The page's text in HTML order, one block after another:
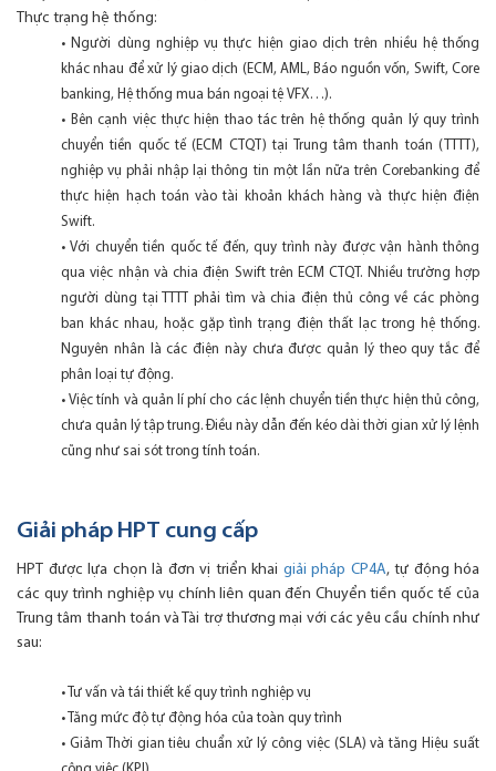
Thực trạng hệ thống:
• Người dùng nghiệp vụ thực hiện giao dịch trên nhiều hệ thống
khác nhau để xử lý giao dịch (ECM, AML, Báo nguồn vốn, Swift, Core
banking, Hệ thống mua bán ngoại tệ VFX…).
• Bên cạnh việc thực hiện thao tác trên hệ thống quản lý quy trình
chuyển tiền quốc tế (ECM CTQT) tại Trung tâm thanh toán (TTTT),
nghiệp vụ phải nhập lại thông tin một lần nữa trên Corebanking để
thực hiện hạch toán vào tài khoản khách hàng và thực hiện điện
Swift.
• Với chuyển tiền quốc tế đến, quy trình này được vận hành thông
qua việc nhận và chia điện Swift trên ECM CTQT. Nhiều trường hợp
người dùng tại TTTT phải tìm và chia điện thủ công về các phòng
ban khác nhau, hoặc gặp tình trạng điện thất lạc trong hệ thống.
Nguyên nhân là các điện này chưa được quản lý theo quy tắc để
phân loại tự động.
• Việc tính và quản lí phí cho các lệnh chuyển tiền thực hiện thủ công,
chưa quản lý tập trung. Điều này dẫn đến kéo dài thời gian xử lý lệnh
cũng như sai sót trong tính toán.
Giải pháp HPT cung cấp
HPT được lựa chọn là đơn vị triển khai giải pháp CP4A, tự động hóa
các quy trình nghiệp vụ chính liên quan đến Chuyển tiền quốc tế của
Trung tâm thanh toán và Tài trợ thương mại với các yêu cầu chính như
sau:
• Tư vấn và tái thiết kế quy trình nghiệp vụ
• Tăng mức độ tự động hóa của toàn quy trình
• Giảm Thời gian tiêu chuẩn xử lý công việc (SLA) và tăng Hiệu suất